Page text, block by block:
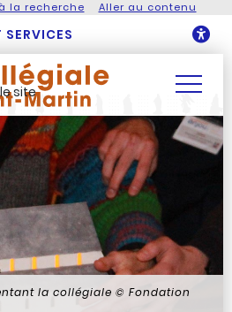
la recherche Aller au contenu
SERVICES
site
la collégiale © Fondation